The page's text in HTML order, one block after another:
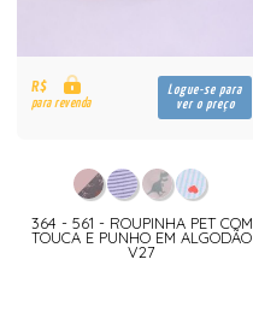
R$
para revenda
Logue-se para
ver o preço
364 - 561 - ROUPINHA PET COM
TOUCA E PUNHO EM ALGODÃO
V27